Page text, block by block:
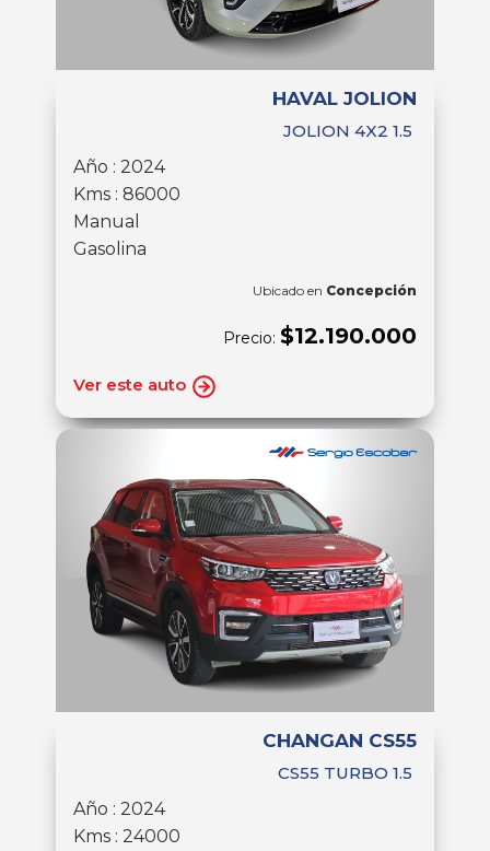
HAVAL JOLION
JOLION 4X2 1.5
Año : 2024
Kms : 86000
Manual
Gasolina
Ubicado en Concepción
Precio: $12.190.000
Ver este auto
CHANGAN CS55
CS55 TURBO 1.5
Año : 2024
Kms : 24000